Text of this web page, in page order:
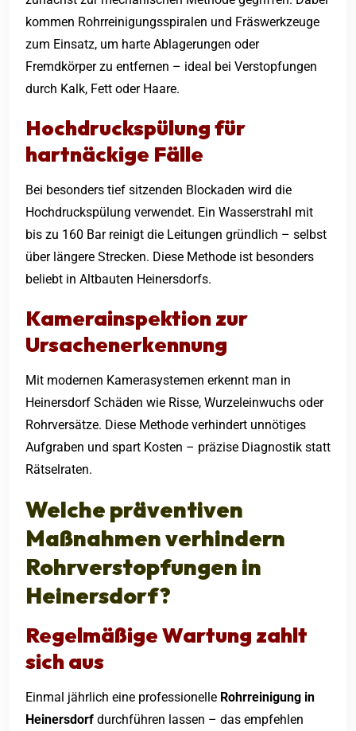
kommen Rohrreinigungsspiralen und Fräswerkzeuge
zum Einsatz, um harte Ablagerungen oder
Fremdkörper zu entfernen – ideal bei Verstopfungen
durch Kalk, Fett oder Haare.
Hochdruckspülung für
hartnäckige Fälle
Bei besonders tief sitzenden Blockaden wird die
Hochdruckspülung verwendet. Ein Wasserstrahl mit
bis zu 160 Bar reinigt die Leitungen gründlich – selbst
über längere Strecken. Diese Methode ist besonders
beliebt in Altbauten Heinersdorfs.
Kamerainspektion zur
Ursachenerkennung
Mit modernen Kamerasystemen erkennt man in
Heinersdorf Schäden wie Risse, Wurzeleinwuchs oder
Rohrversätze. Diese Methode verhindert unnötiges
Aufgraben und spart Kosten – präzise Diagnostik statt
Rätselraten.
Welche präventiven
Maßnahmen verhindern
Rohrverstopfungen in
Heinersdorf?
Regelmäßige Wartung zahlt
sich aus
Einmal jährlich eine professionelle Rohrreinigung in
Heinersdorf durchführen lassen – das empfehlen